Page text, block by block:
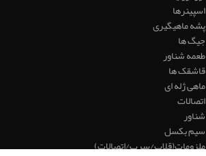
اسپینرها
پشه ماهیگیری
جیگ ها
طعمه شناور
قاشقک ها
ماهی ژله ای
اتصالات
شناور
سیم بکسل
ملزومات(قلاب/سرب/اتصالات)